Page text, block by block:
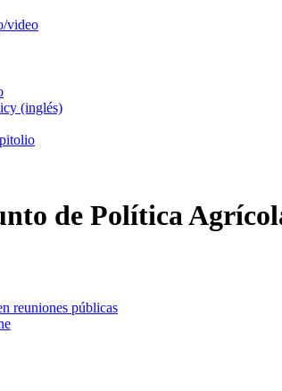
video
(inglés)
de Política
reuniones públicas